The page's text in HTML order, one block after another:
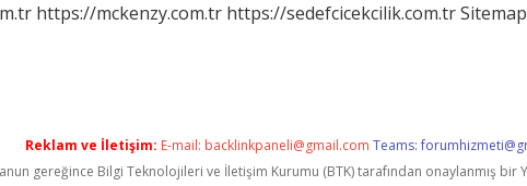
https://mckenzy.com.tr https://sedefcicekcilik.com.trSitemap
Reklam ve İletişim: E-mail: backlinkpaneli@gmail.com Teams:
gereğince Bilgi Teknolojileri ve İletişim Kurumu (BTK) tarafından onaylanmış